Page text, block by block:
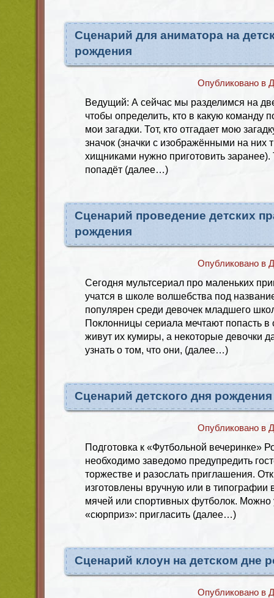
Сценарий для аниматора на
рождения
Опубликовано в
Ведущий: А сейчас мы разделимся на
чтобы определить, кто в какую команду
мои загадки. Тот, кто отгадает мою
значок (значки с изображёнными на них
хищниками нужно приготовить
попадёт (далее…)
Сценарий проведение детских
рождения
Опубликовано в
Сегодня мультсериал про маленьких
учатся в школе волшебства под
популярен среди девочек младшего
Поклонницы сериала мечтают попасть в
живут их кумиры, а некоторые девочки
узнать о том, что они, (далее…)
Сценарий детского дня
Опубликовано в
Подготовка к «Футбольной вечеринке»
необходимо заведомо предупредить
торжестве и разослать приглашения.
изготовлены вручную или в типографии
мячей или спортивных футболок. Можно
«сюрприз»: пригласить (далее…)
Сценарий клоун на детском дне
Опубликовано в